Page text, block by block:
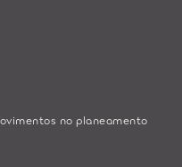
no planeamento